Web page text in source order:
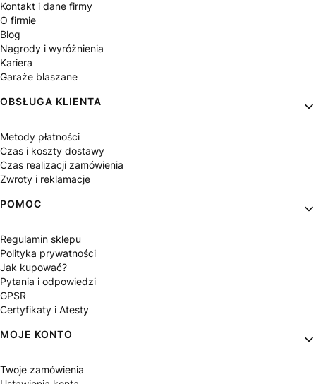
Kontakt i dane firmy
O firmie
Blog
Nagrody i wyróżnienia
Kariera
Garaże blaszane
OBSŁUGA KLIENTA
Metody płatności
Czas i koszty dostawy
Czas realizacji zamówienia
Zwroty i reklamacje
POMOC
Regulamin sklepu
Polityka prywatności
Jak kupować?
Pytania i odpowiedzi
GPSR
Certyfikaty i Atesty
MOJE KONTO
Twoje zamówienia